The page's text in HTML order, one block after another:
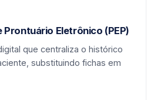
Prontuário Eletrônico (PEP)
que centraliza o histórico
substituindo fichas em